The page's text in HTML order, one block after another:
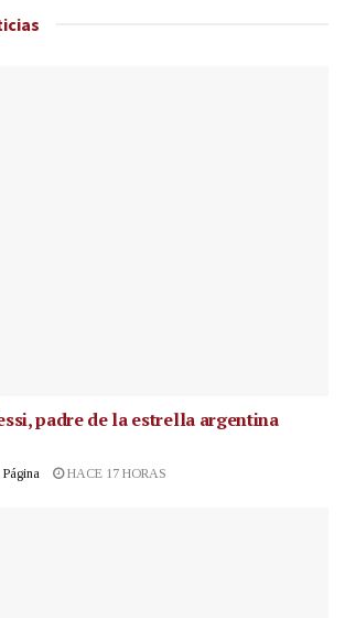
padre de la estrella argentina
HACE 17 HORAS